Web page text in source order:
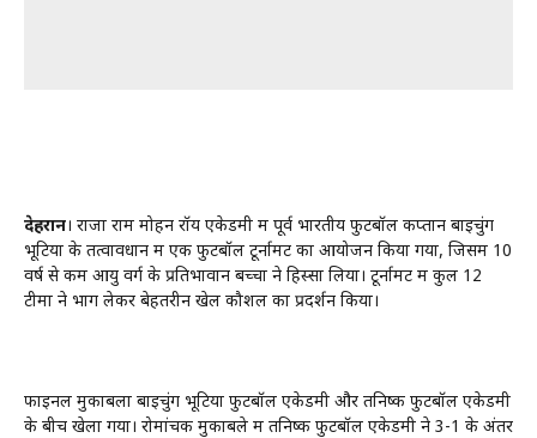
देहरादून। राजा राम मोहन रॉय एकेडमी में पूर्व भारतीय फुटबॉल कप्तान बाइचुंग
भूटिया के तत्वावधान में एक फुटबॉल टूर्नामेंट का आयोजन किया गया, जिसमें 10
वर्ष से कम आयु वर्ग के प्रतिभावान बच्चों ने हिस्सा लिया। टूर्नामेंट में कुल 12
टीमों ने भाग लेकर बेहतरीन खेल कौशल का प्रदर्शन किया।
फाइनल मुकाबला बाइचुंग भूटिया फुटबॉल एकेडमी और तनिष्क फुटबॉल एकेडमी
के बीच खेला गया। रोमांचक मुकाबले में तनिष्क फुटबॉल एकेडमी ने 3-1 के अंतर